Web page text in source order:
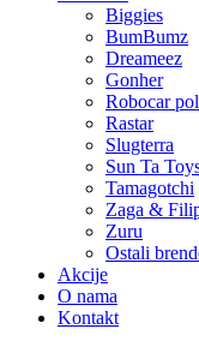
Biggies
BumBumz
Dreameez
Gonher
Robocar
Rastar
Slugterra
Sun Ta
Tamagotchi
Zaga &
Zuru
Ostali
Akcije
O nama
Kontakt